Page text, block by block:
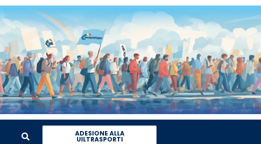
ADESIONE ALLA
UILTRASPORTI